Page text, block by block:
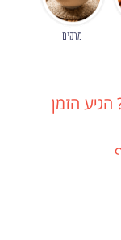
מרקים
הגיע הזמן